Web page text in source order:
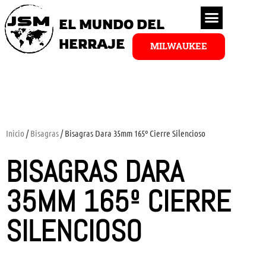
EL MUNDO DEL
HERRAJE
MILWAUKEE
Inicio /Bisagras/ Bisagras Dara 35mm 165º Cierre Silencioso
BISAGRAS DARA
35MM 165º CIERRE
SILENCIOSO